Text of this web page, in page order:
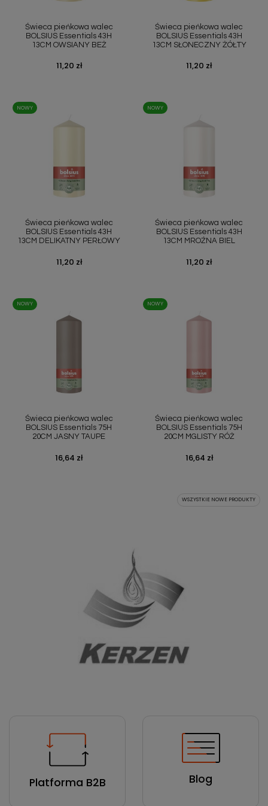
Świeca pieńkowa walec
BOLSIUS Essentials 43H
13CM OWSIANY BEŻ
Cena
11,20 zł
Świeca pieńkowa walec
BOLSIUS Essentials 43H
13CM SŁONECZNY ŻÓŁTY
Cena
11,20 zł
Świeca pieńkowa walec
BOLSIUS Essentials 43H
13CM DELIKATNY PERŁOWY
Cena
11,20 zł
NOWY
Świeca pieńkowa walec
BOLSIUS Essentials 43H
13CM MROŹNA BIEL
Cena
11,20 zł
NOWY
Świeca pieńkowa walec
BOLSIUS Essentials 75H
20CM JASNY TAUPE
Cena
16,64 zł
NOWY
Świeca pieńkowa walec
BOLSIUS Essentials 75H
20CM MGLISTY RÓŻ
Cena
16,64 zł
NOWY
WSZYSTKIE NOWE PRODUKTY
Platforma B2B Blog